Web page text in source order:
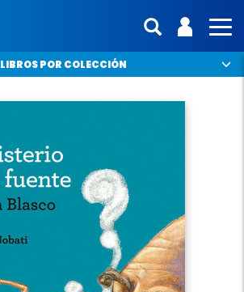
Mostras
ENTRA |
LIBROS POR COLECCIÓN